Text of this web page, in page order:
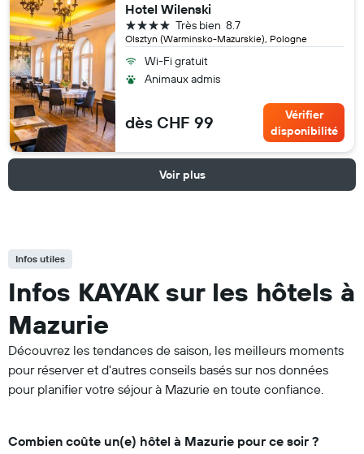
Hotel Wilenski
Olsztyn (Warminsko-Mazurskie), Pologne
8.7
Très bien
4 étoiles
Wi-Fi gratuit
Animaux admis
dès CHF 99
Vérifier
disponibilité
Voir plus
Infos utiles
Infos KAYAK sur les hôtels à
Mazurie
Découvrez les tendances de saison, les meilleurs moments
pour réserver et d'autres conseils basés sur nos données
pour planifier votre séjour à Mazurie en toute confiance.
Combien coûte un(e) hôtel à Mazurie pour ce soir ?